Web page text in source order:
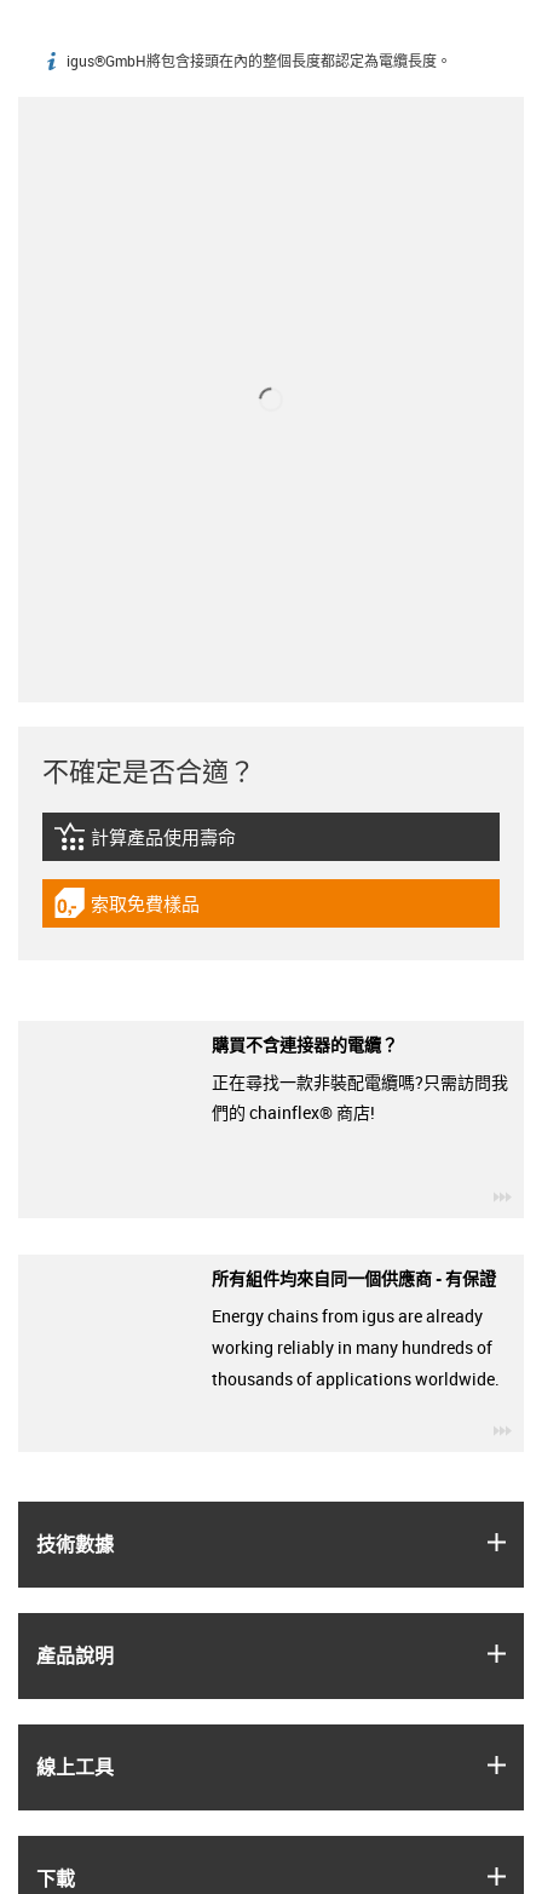
igus-icon-info
igus®GmbH將包含接頭在內的整個長度都認定為電纜長度。
技術數據
產品說明
線上工具
下載
不確定是否合適？
igus-icon-lebensdauerrechner
計算產品使用壽命
igus-icon-gratismuster
索取免費樣品
購買不含連接器的電纜？
正在尋找一款非裝配電纜嗎?只需訪問我
們的 chainflex® 商店!
所有組件均來自同一個供應商 - 有保證
Energy chains from igus are already
working reliably in many hundreds of
thousands of applications worldwide.